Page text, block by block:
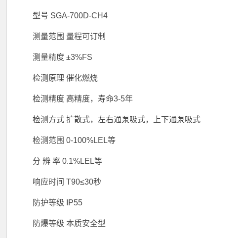
型号 SGA-700D-CH4
测量范围 量程可订制
测量精度 ±3%FS
检测原理 催化燃烧
检测精度 高精度，寿命3-5年
检测方式 扩散式，左右通泵吸式，上下通泵吸式
检测范围 0-100%LEL等
分 辨 率 0.1%LEL等
响应时间 T90≤30秒
防护等级 IP55
防爆等级 本质安全型